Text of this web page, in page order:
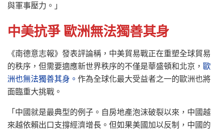
與軍事壓力。」
中美抗爭 歐洲無法獨善其身
《南德意志報》發表評論稱，中美貿易戰正在重塑全球貿易
的秩序，但需要適應新世界秩序的不僅是華盛頓和北京， 歐
洲也無法獨善其身。 作為全球化最大受益者之一的歐洲也將
面臨重大挑戰。
「中國就是最典型的例子。自房地產泡沫破裂以來，中國越
來越依賴出口支撐經濟增長。但如果美國加以反制，中國的